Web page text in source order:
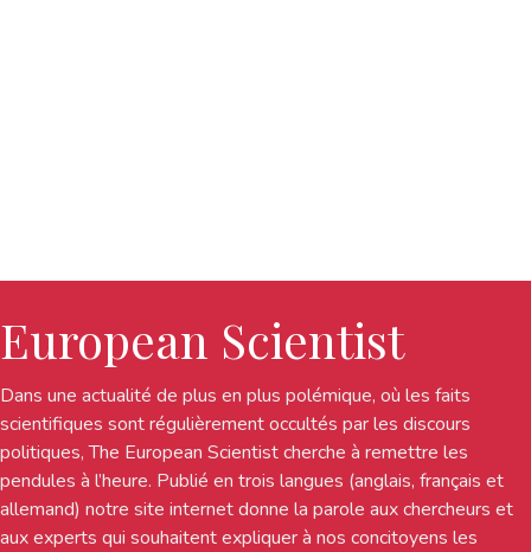
European Scientist
Dans une actualité de plus en plus polémique, où les faits
scientifiques sont régulièrement occultés par les discours
politiques, The European Scientist cherche à remettre les
pendules à l’heure. Publié en trois langues (anglais, français et
allemand) notre site internet donne la parole aux chercheurs et
aux experts qui souhaitent expliquer à nos concitoyens les